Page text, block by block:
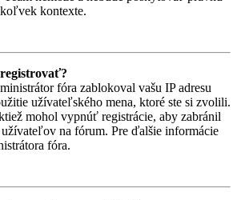
kontexte.
fóra zablokoval vašu IP adresu
užívateľského mena, ktoré ste si zvolili.
mohol vypnúť registrácie, aby zabránil
na fórum. Pre ďalšie informácie
fóra.